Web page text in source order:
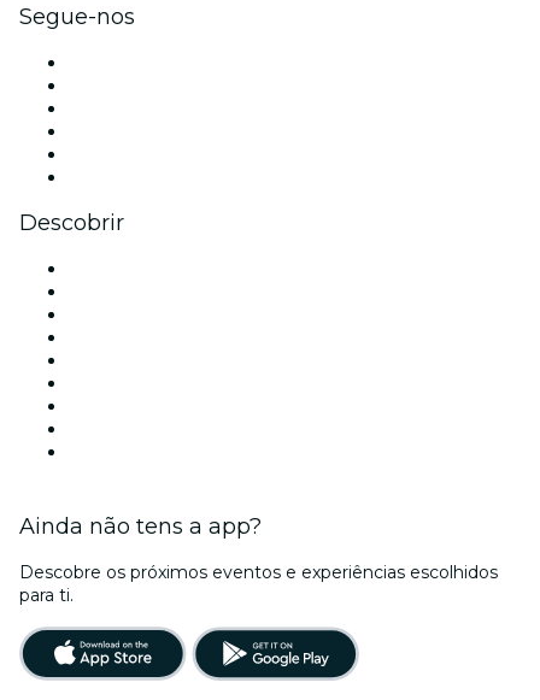
Segue-nos
Descobrir
Ainda não tens a app?
Descobre os próximos eventos e experiências escolhidos
para ti.